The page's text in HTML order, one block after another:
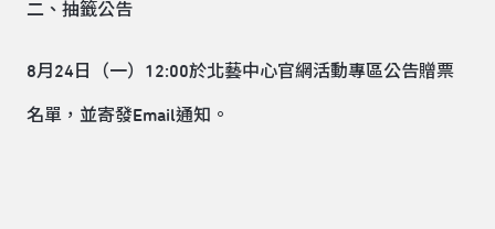
二、抽籤公告
8月24日（一）12:00於北藝中心官網活動專區公告贈票
名單，並寄發Email通知。